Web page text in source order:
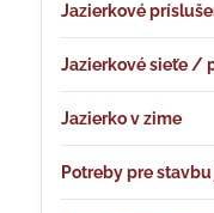
Jazierkové
Jazierkové sieťe /
Jazierko v zime
Potreby pre